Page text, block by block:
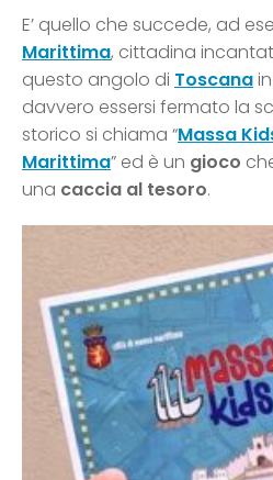
E’ quello che succede, ad
Marittima, cittadina
questo angolo di Toscana
davvero essersi fermato la
storico si chiama “Massa
Marittima” ed è un gioco
una caccia al tesoro.